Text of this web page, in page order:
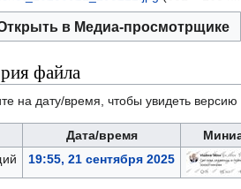
в Медиа-просмотрщике
файла
на дату/время, чтобы увидеть
Дата/время
19:55, 21 сентября 2025